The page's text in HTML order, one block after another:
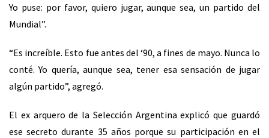
Yo puse: por favor, quiero jugar, aunque sea, un partido del
Mundial”.
“Es increíble. Esto fue antes del ‘90, a fines de mayo. Nunca lo
conté. Yo quería, aunque sea, tener esa sensación de jugar
algún partido”, agregó.
El ex arquero de la Selección Argentina explicó que guardó
ese secreto durante 35 años porque su participación en el